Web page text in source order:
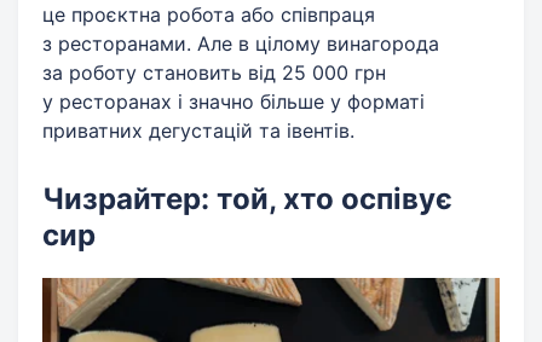
це проєктна робота або співпраця
з ресторанами. Але в цілому винагорода
за роботу становить від 25 000 грн
у ресторанах і значно більше у форматі
приватних дегустацій та івентів.
Чизрайтер: той, хто оспівує
сир